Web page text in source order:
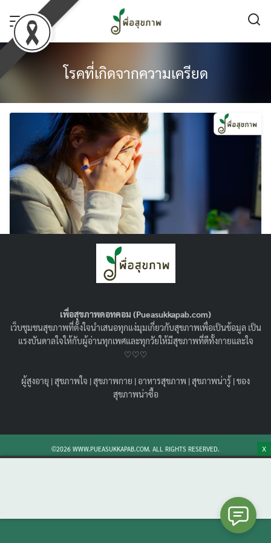
content
for:
Search
โรคที่เกิดจากความเครียด
ชวนดู “โรคที่เกิดจากความเครียด 20 โรค”
พร้อมทิปส์ลดเครียด ลดโรค !
ชวนรู้จัก โรคที่เกิดจากความเครียด 20 โรค มีอะไรบ้าง โรคที่
เกิดจากความเครียด ร้ายแรงหรือไม่ พร้อมบอกวิธีลด
ความเครียดค่ะ
เพื่อสุขภาพดอทคอม (Pueasukkapab.com)
เว็บชุมชนสุขภาพที่ตั้งใจนำเสนอทุกแง่มุมเกี่ยวกับสุขภาพเพื่อเป็นข้อมูล เป็น
แรงบันดาลใจให้กับผู้อ่านทุกเพศและทุกวัยให้มีสุขภาพที่ดีทั้งกายและใจ
♡♡♡
ผู้สูงอายุ |สุขภาพใจ |สุขภาพกาย |อาหารสุขภาพ |สุขภาพน่ารู้ |ของ
สุขภาพน่าซื้อ
©2026 WWW.PUEASUKKAPAB.COM. ALL RIGHTS RESERVED. X